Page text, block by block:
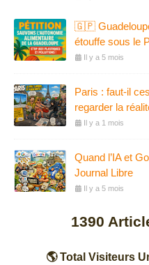
🇬🇵 Guadeloupe
étouffe sous le
Il y a 5 mois
Paris : faut-il
regarder la
Il y a 1 mois
Quand l’IA et
Journal Libre
Il y a 5 mois
1390
🌎 Total Visiteurs